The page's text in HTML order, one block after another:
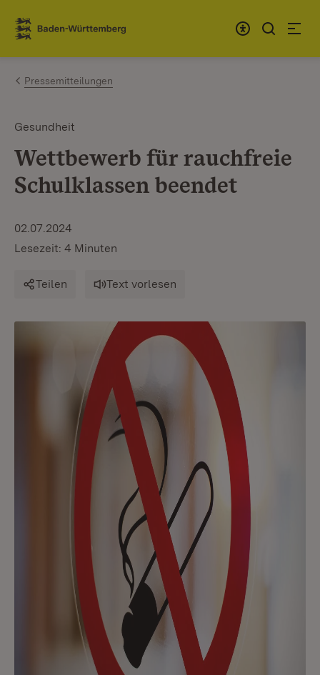
Zum Inhalt springen
Link zur Startseite
Pressemitteilungen
Gesundheit
Wettbewerb für rauchfreie
Schulklassen beendet
02.07.2024
Lesezeit: 4 Minuten
Teilen Text vorlesen